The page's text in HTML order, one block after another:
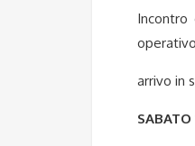
Incontro
arrivo in
SABATO